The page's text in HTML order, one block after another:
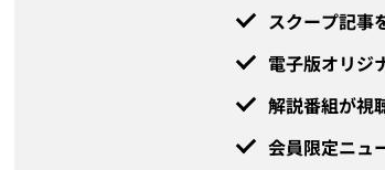
スクープ記事
電子版オリジ
解説番組が視
会員限定ニュ